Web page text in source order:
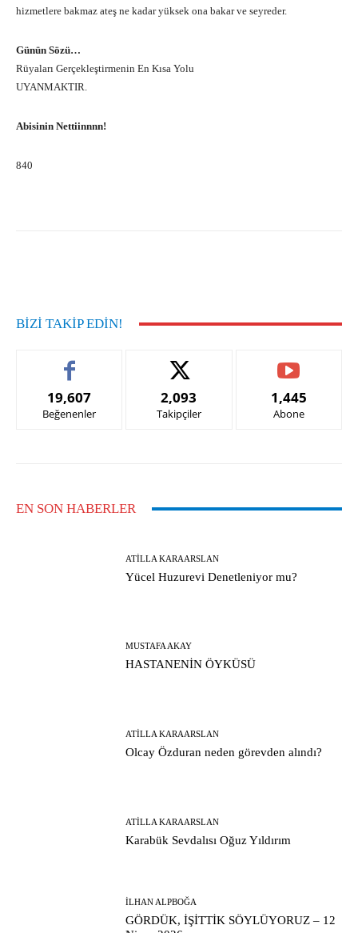
hizmetlere bakmaz ateş ne kadar yüksek ona bakar ve seyreder.
Günün Sözü…
Rüyaları Gerçekleştirmenin En Kısa Yolu
UYANMAKTIR.
Abisinin Nettiinnnn!
840
BIZI TAKIP EDIN!
19,607
Beğenenler
2,093
Takipçiler
1,445
Abone
EN SON HABERLER
ATILLA KARAARSLAN
Yücel Huzurevi Denetleniyor mu?
MUSTAFA AKAY
HASTANENİN ÖYKÜSÜ
ATILLA KARAARSLAN
Olcay Özduran neden görevden alındı?
ATILLA KARAARSLAN
Karabük Sevdalısı Oğuz Yıldırım
İLHAN ALPBOĞA
GÖRDÜK, İŞİTTİK SÖYLÜYORUZ – 12